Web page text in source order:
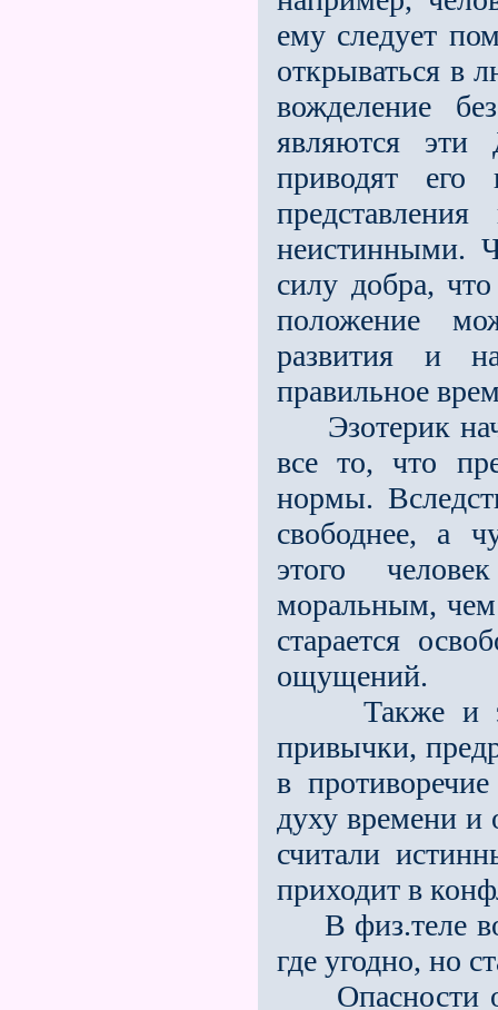
ему следует
открываться в
вожделение
являются эти
приводят
неистинными.
силу добра,
положение
развития и
правильное
Эзотерик
все то, что
нормы.
свободнее, а
этого
моральным, чем
старается
ощущений.
Также и
привычки,
в
духу времени
считали
приходит в
В физ.теле
где угодно, но
Опасности от